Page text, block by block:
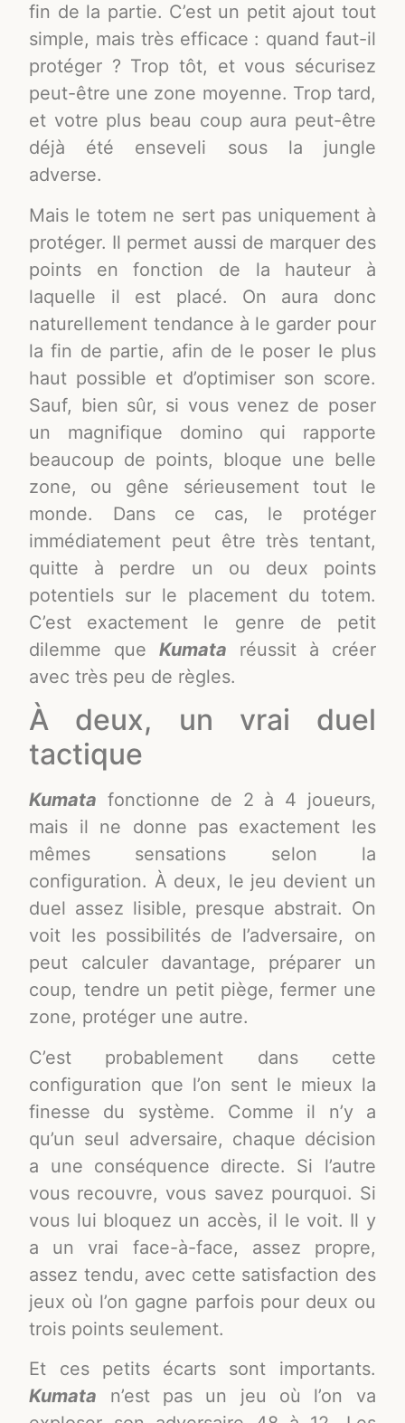
fin de la partie. C’est un petit ajout tout
simple, mais très efficace : quand faut-il
protéger ? Trop tôt, et vous sécurisez
peut-être une zone moyenne. Trop tard,
et votre plus beau coup aura peut-être
déjà été enseveli sous la jungle
adverse.
Mais le totem ne sert pas uniquement à
protéger. Il permet aussi de marquer des
points en fonction de la hauteur à
laquelle il est placé. On aura donc
naturellement tendance à le garder pour
la fin de partie, afin de le poser le plus
haut possible et d’optimiser son score.
Sauf, bien sûr, si vous venez de poser
un magnifique domino qui rapporte
beaucoup de points, bloque une belle
zone, ou gêne sérieusement tout le
monde. Dans ce cas, le protéger
immédiatement peut être très tentant,
quitte à perdre un ou deux points
potentiels sur le placement du totem.
C’est exactement le genre de petit
dilemme queKumata réussit à créer
avec très peu de règles.
À deux, un vrai duel
tactique
Kumata fonctionne de 2 à 4 joueurs,
mais il ne donne pas exactement les
mêmes sensations selon la
configuration. À deux, le jeu devient un
duel assez lisible, presque abstrait. On
voit les possibilités de l’adversaire, on
peut calculer davantage, préparer un
coup, tendre un petit piège, fermer une
zone, protéger une autre.
C’est probablement dans cette
configuration que l’on sent le mieux la
finesse du système. Comme il n’y a
qu’un seul adversaire, chaque décision
a une conséquence directe. Si l’autre
vous recouvre, vous savez pourquoi. Si
vous lui bloquez un accès, il le voit. Il y
a un vrai face-à-face, assez propre,
assez tendu, avec cette satisfaction des
jeux où l’on gagne parfois pour deux ou
trois points seulement.
Et ces petits écarts sont importants.
Kumata n’est pas un jeu où l’on va